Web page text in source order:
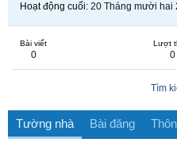
Hoạt động cuối 20 Tháng mười hai
Bài viết
0
Lượt
0
Tìm
Tường nhà Bài đăng